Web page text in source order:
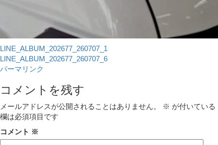
LINE_ALBUM_202677_260707_1
LINE_ALBUM_202677_260707_6
パーマリンク
コメントを残す
メールアドレスが公開されることはありません。 ※ が付いている
欄は必須項目です
コメント ※